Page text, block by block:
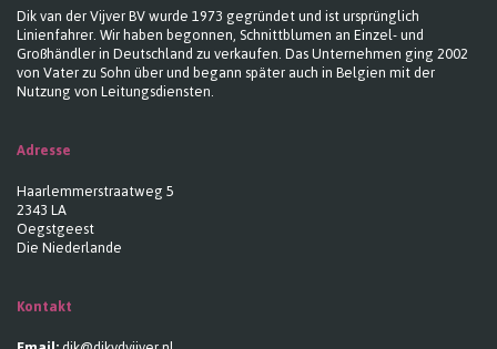
Dik van der Vijver BV wurde 1973 gegründet und ist ursprünglich
Linienfahrer. Wir haben begonnen, Schnittblumen an Einzel- und
Großhändler in Deutschland zu verkaufen. Das Unternehmen ging 2002
von Vater zu Sohn über und begann später auch in Belgien mit der
Nutzung von Leitungsdiensten.
Adresse
Haarlemmerstraatweg 5
2343 LA
Oegstgeest
Die Niederlande
Kontakt